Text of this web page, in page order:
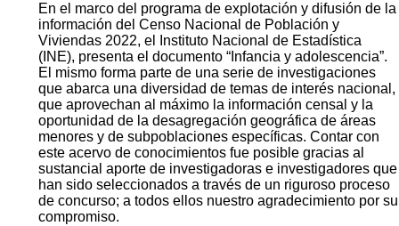
En el marco del programa de explotación y difusión de la
información del Censo Nacional de Población y
Viviendas 2022, el Instituto Nacional de Estadística
(INE), presenta el documento “Infancia y adolescencia”.
El mismo forma parte de una serie de investigaciones
que abarca una diversidad de temas de interés nacional,
que aprovechan al máximo la información censal y la
oportunidad de la desagregación geográfica de áreas
menores y de subpoblaciones específicas. Contar con
este acervo de conocimientos fue posible gracias al
sustancial aporte de investigadoras e investigadores que
han sido seleccionados a través de un riguroso proceso
de concurso; a todos ellos nuestro agradecimiento por su
compromiso.